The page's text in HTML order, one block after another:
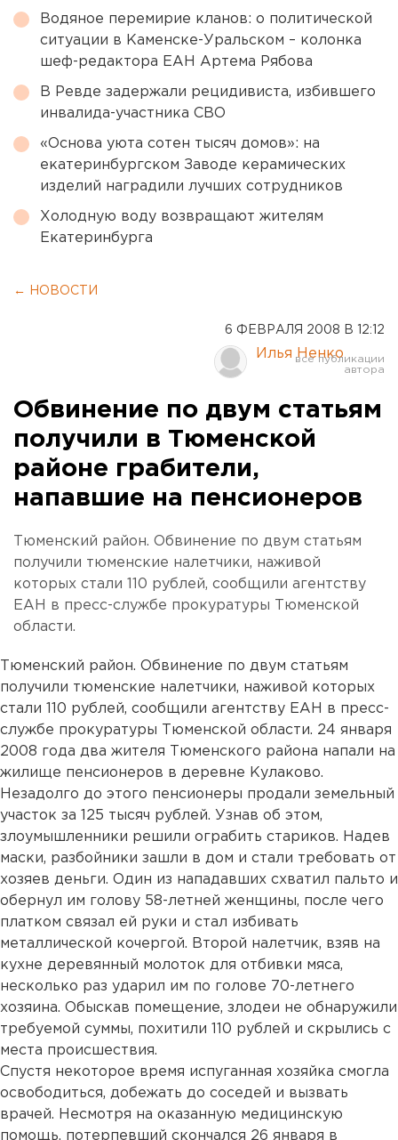
Водяное перемирие кланов: о политической
ситуации в Каменске-Уральском – колонка
шеф-редактора ЕАН Артема Рябова
В Ревде задержали рецидивиста, избившего
инвалида-участника СВО
«Основа уюта сотен тысяч домов»: на
екатеринбургском Заводе керамических
изделий наградили лучших сотрудников
Холодную воду возвращают жителям
Екатеринбурга
← НОВОСТИ
6 ФЕВРАЛЯ 2008 В 12:12
Илья Ненко
Обвинение по двум статьям
получили в Тюменской
районе грабители,
напавшие на пенсионеров
Тюменский район. Обвинение по двум статьям
получили тюменские налетчики, наживой
которых стали 110 рублей, сообщили агентству
ЕАН в пресс-службе прокуратуры Тюменской
области.
Тюменский район. Обвинение по двум статьям
получили тюменские налетчики, наживой которых
стали 110 рублей, сообщили агентству ЕАН в пресс-
службе прокуратуры Тюменской области. 24 января
2008 года два жителя Тюменского района напали на
жилище пенсионеров в деревне Кулаково.
Незадолго до этого пенсионеры продали земельный
участок за 125 тысяч рублей. Узнав об этом,
злоумышленники решили ограбить стариков. Надев
маски, разбойники зашли в дом и стали требовать от
хозяев деньги. Один из нападавших схватил пальто и
обернул им голову 58-летней женщины, после чего
платком связал ей руки и стал избивать
металлической кочергой. Второй налетчик, взяв на
кухне деревянный молоток для отбивки мяса,
несколько раз ударил им по голове 70-летнего
хозяина. Обыскав помещение, злодеи не обнаружили
требуемой суммы, похитили 110 рублей и скрылись с
места происшествия.
Спустя некоторое время испуганная хозяйка смогла
освободиться, добежать до соседей и вызвать
врачей. Несмотря на оказанную медицинскую
помощь, потерпевший скончался 26 января в